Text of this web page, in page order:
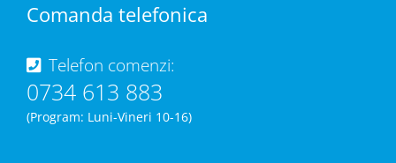
Comanda telefonica
Telefon comenzi:
0734 613 883
(Program: Luni-Vineri 10-16)